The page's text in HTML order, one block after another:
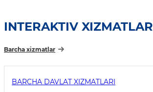
INTERAKTIV XIZMATLAR
Barcha xizmatlar
BARCHA DAVLAT XIZMATLARI